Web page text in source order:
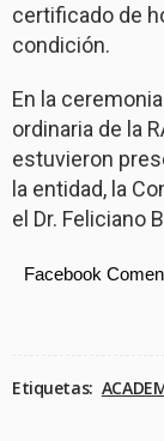
certificado de
condición.
En la
ordinaria de la
estuvieron
la entidad, la
el Dr. Feliciano
Facebook
Etiquetas: